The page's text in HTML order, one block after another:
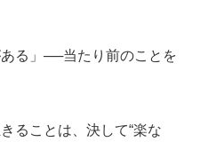
る」──当たり前のことを
ることは、決して“楽な